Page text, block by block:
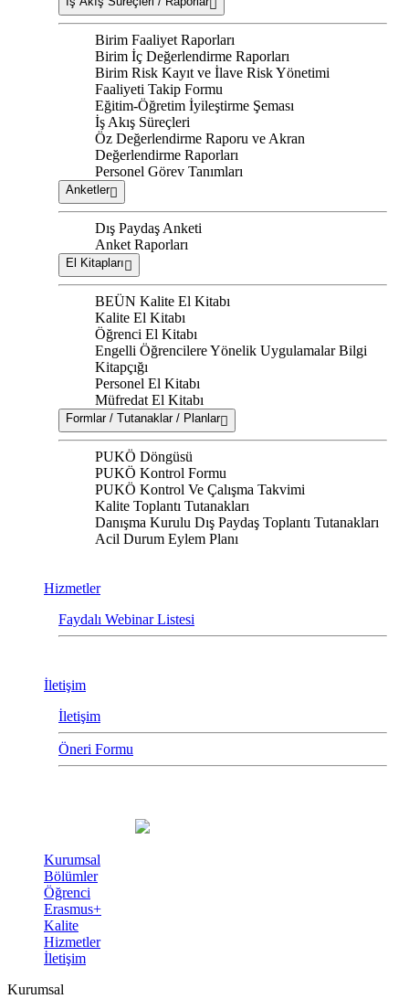
Birim Faaliyet Raporları
Birim İç Değerlendirme Raporları
Birim Risk Kayıt ve İlave Risk Yönetimi
Faaliyeti Takip Formu
Eğitim-Öğretim İyileştirme Şeması
İş Akış Süreçleri
Öz Değerlendirme Raporu ve Akran
Değerlendirme Raporları
Personel Görev Tanımları
Anketler
Dış Paydaş Anketi
Anket Raporları
El Kitapları
BEÜN Kalite El Kitabı
Kalite El Kitabı
Öğrenci El Kitabı
Engelli Öğrencilere Yönelik Uygulamalar Bilgi
Kitapçığı
Personel El Kitabı
Müfredat El Kitabı
Formlar / Tutanaklar / Planlar
PUKÖ Döngüsü
PUKÖ Kontrol Formu
PUKÖ Kontrol Ve Çalışma Takvimi
Kalite Toplantı Tutanakları
Danışma Kurulu Dış Paydaş Toplantı Tutanakları
Acil Durum Eylem Planı
Hizmetler
Faydalı Webinar Listesi
İletişim
İletişim
Öneri Formu
Kurumsal
Bölümler
Öğrenci
Erasmus+
Kalite
Hizmetler
İletişim
Kurumsal